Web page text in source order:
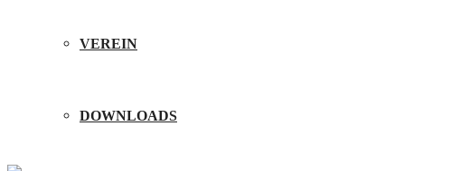
VEREIN
DOWNLOADS